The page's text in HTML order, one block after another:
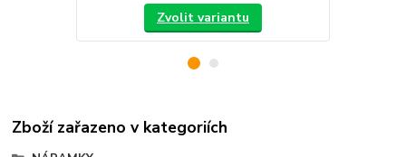
Zvolit variantu
Zboží zařazeno v kategoriích